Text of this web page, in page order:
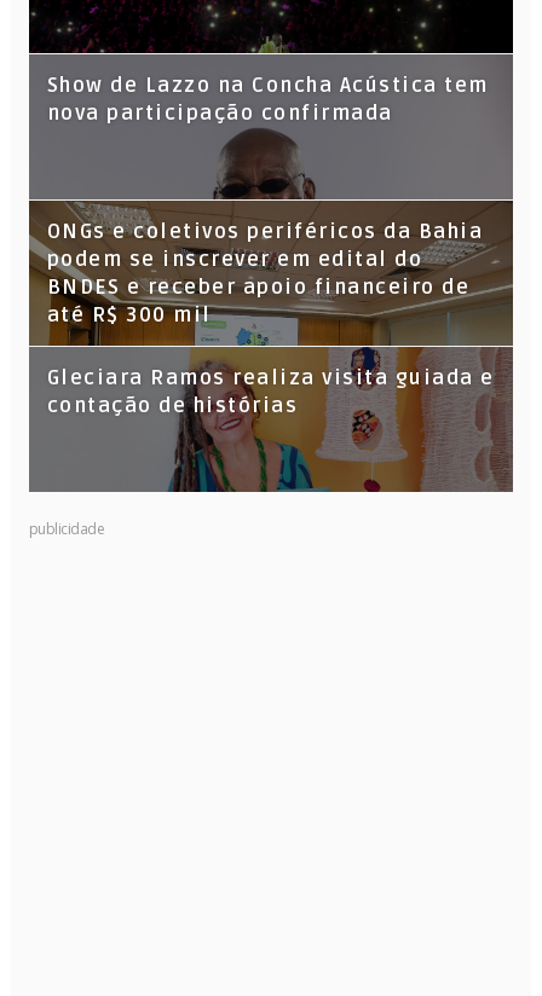
Show de Lazzo na Concha Acústica tem
nova participação confirmada
ONGs e coletivos periféricos da Bahia
podem se inscrever em edital do
BNDES e receber apoio financeiro de
até R$ 300 mil
Gleciara Ramos realiza visita guiada e
contação de histórias
publicidade